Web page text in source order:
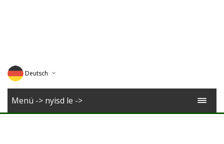
Deutsch
English
Menü -> nyisd le ->